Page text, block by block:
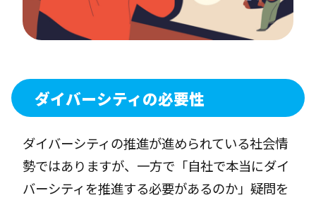
ダイバーシティの必要性
ダイバーシティの推進が進められている社会情
勢ではありますが、一方で「自社で本当にダイ
バーシティを推進する必要があるのか」疑問を